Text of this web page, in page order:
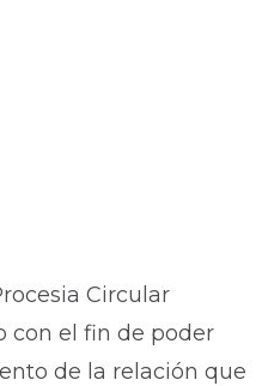
Circular
con el fin de poder
de la relación que